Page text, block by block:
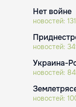
Нет войне
новостей: 131
новостей:
Украина-
новостей:
новостей: